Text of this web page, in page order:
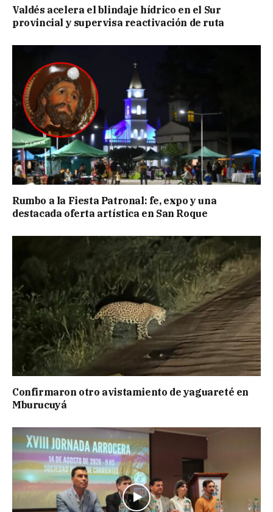
Valdés acelera el blindaje hídrico en el Sur
provincial y supervisa reactivación de ruta
Rumbo a la Fiesta Patronal: fe, expo y una
destacada oferta artística en San Roque
Confirmaron otro avistamiento de yaguareté en
Mburucuyá